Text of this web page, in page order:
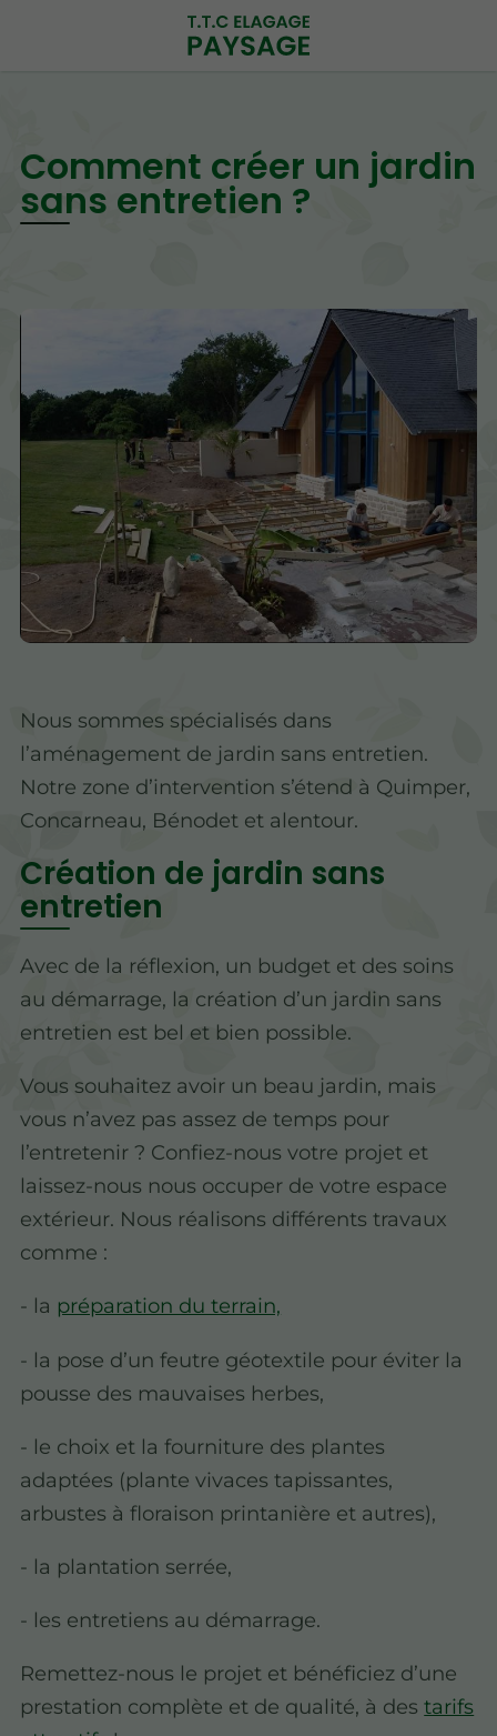
Comment créer un jardin
sans entretien ?
Nous sommes spécialisés dans
l’aménagement de jardin sans entretien.
Notre zone d’intervention s’étend à Quimper,
Concarneau, Bénodet et alentour.
Création de jardin sans
entretien
Avec de la réflexion, un budget et des soins
au démarrage, la création d’un jardin sans
entretien est bel et bien possible.
Vous souhaitez avoir un beau jardin, mais
vous n’avez pas assez de temps pour
l’entretenir ? Confiez-nous votre projet et
laissez-nous nous occuper de votre espace
extérieur. Nous réalisons différents travaux
comme :
- la préparation du terrain,
- la pose d’un feutre géotextile pour éviter la
pousse des mauvaises herbes,
- le choix et la fourniture des plantes
adaptées (plante vivaces tapissantes,
arbustes à floraison printanière et autres),
- la plantation serrée,
- les entretiens au démarrage.
Remettez-nous le projet et bénéficiez d’une
prestation complète et de qualité, à destarifs